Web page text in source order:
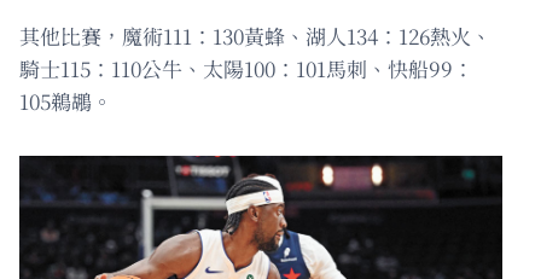
其他比賽，魔術111：130黃蜂、湖人134：126熱火、
騎士115：110公牛、太陽100：101馬刺、快船99：
105鵜鶘。